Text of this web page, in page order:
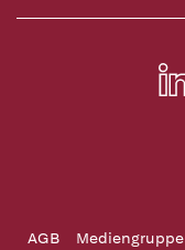
AGB Mediengruppe